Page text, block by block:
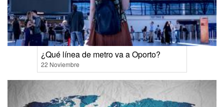
¿Qué línea de metro va a Oporto?
22 Noviembre